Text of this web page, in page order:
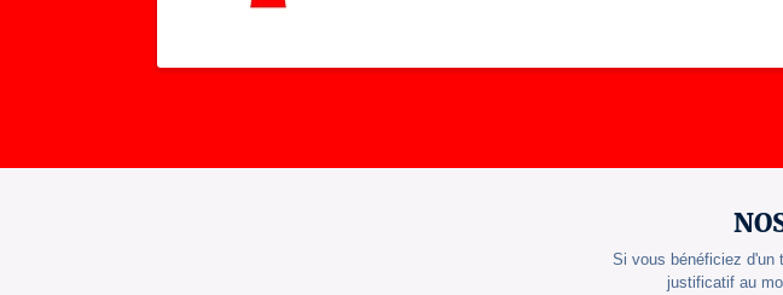
Si vous bénéficiez d'un
justificatif au